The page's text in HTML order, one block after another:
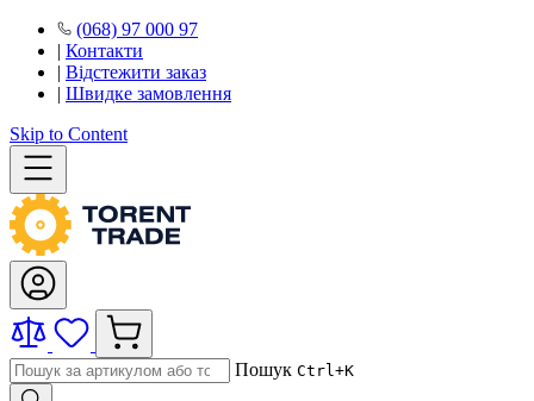
(068) 97 000 97
| Контакти
| Відстежити заказ
| Швидке замовлення
Skip to Content
Пошук Ctrl+K